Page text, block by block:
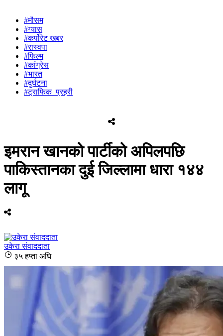
#मौसम
#ग्यास
#कर्पोरेट खबर
#रास्वपा
#फिल्म
#कांग्रेस
#भारत
#दुर्घटना
#ट्राफिक_प्रहरी
इमरान खानको पार्टीको अपिलपछि
पाकिस्तानका दुई जिल्लामा धारा १४४
लागू
उकेरा संवाददाता
३५ हप्ता अघि